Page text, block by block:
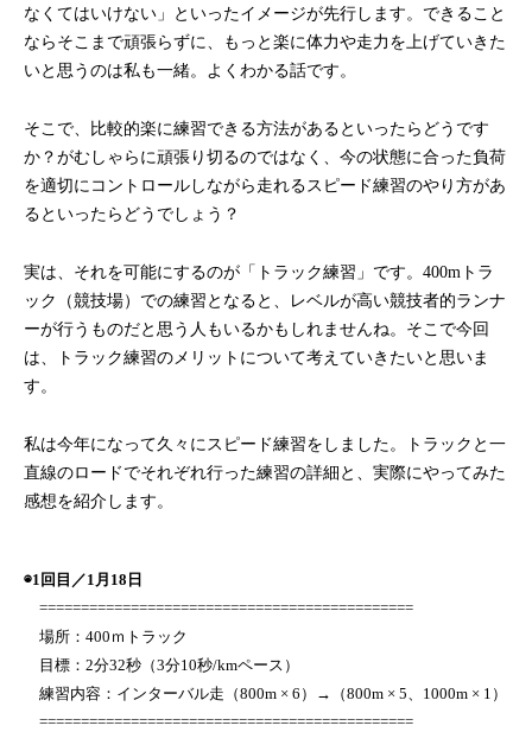
なくてはいけない」といったイメージが先行します。できること
ならそこまで頑張らずに、もっと楽に体力や走力を上げていきた
いと思うのは私も一緒。よくわかる話です。
そこで、比較的楽に練習できる方法があるといったらどうです
か？がむしゃらに頑張り切るのではなく、今の状態に合った負荷
を適切にコントロールしながら走れるスピード練習のやり方があ
るといったらどうでしょう？
実は、それを可能にするのが「トラック練習」です。400mトラ
ック（競技場）での練習となると、レベルが高い競技者的ランナ
ーが行うものだと思う人もいるかもしれませんね。そこで今回
は、トラック練習のメリットについて考えていきたいと思いま
す。
私は今年になって久々にスピード練習をしました。トラックと一
直線のロードでそれぞれ行った練習の詳細と、実際にやってみた
感想を紹介します。
◉1回目／1月18日
=============================================
場所：400ｍトラック
目標：2分32秒（3分10秒/kmペース）
練習内容：インターバル走（800m × 6）→（800m × 5、1000m × 1）
=============================================